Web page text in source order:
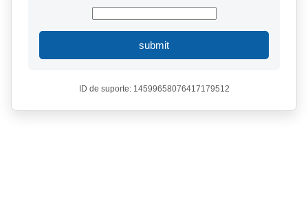
submit
ID de suporte: 14599658076417179512